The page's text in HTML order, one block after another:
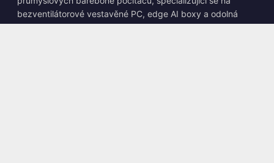
bezventilátorové vestavěné PC, edge AI boxy a odolná
výpočetní řešení.